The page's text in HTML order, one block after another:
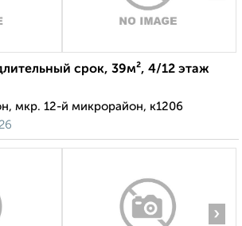
срок, 39м², 4/12 этаж
мкр. 12-й микрорайон, к1206
›